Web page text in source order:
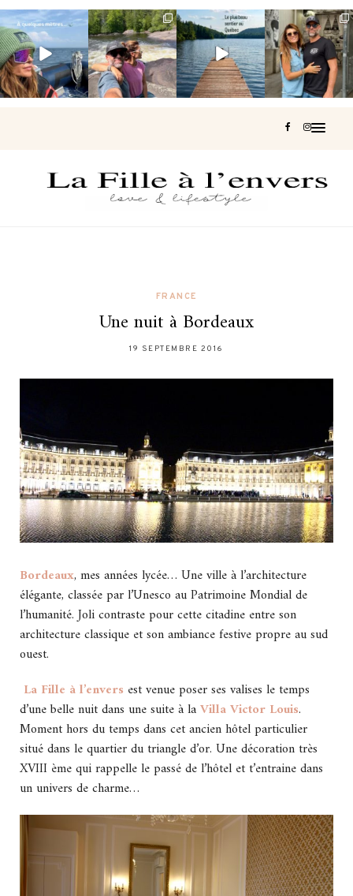
Voir une baleine
en photo, c’est
impressionnant
🐋...
Les Laurentides,
le Québec
version nature.
...
Et si je te disais
qu’il existe un
sentier où tu...
127 37
Montréal, une
très belle
surprise 🇨🇦
453
FRANCE
Une nuit à Bordeaux
19 SEPTEMBRE 2016
Bordeaux, mes années lycée… Une ville à l’architecture
élégante, classée par l’Unesco au Patrimoine Mondial de
l’humanité. Joli contraste pour cette citadine entre son
architecture classique et son ambiance festive propre au sud
ouest.
La Fille à l’envers est venue poser ses valises le temps
d’une belle nuit dans une suite à laVilla Victor Louis.
Moment hors du temps dans cet ancien hôtel particulier
situé dans le quartier du triangle d’or. Une décoration très
XVIII ème qui rappelle le passé de l’hôtel et t’entraine dans
un univers de charme…